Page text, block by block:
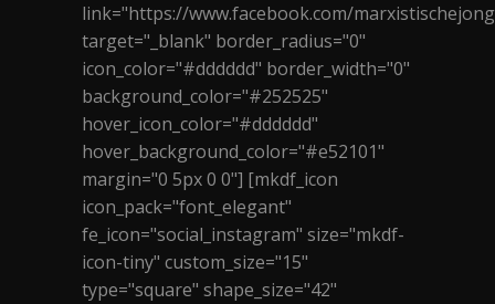
link="https://www.facebook.com/
target="_blank" border_radius="0"
icon_color="#dddddd" border_width="0"
background_color="#252525"
hover_icon_color="#dddddd"
hover_background_color="#e52101"
margin="0 5px 0 0"] [mkdf_icon
icon_pack="font_elegant"
fe_icon="social_instagram" size="mkdf-
icon-tiny" custom_size="15"
type="square" shape_size="42"